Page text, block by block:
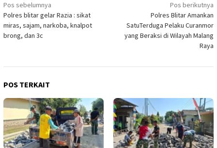
Navigasi
pos
Pos sebelumnya
Polres blitar gelar Razia : sikat
miras, sajam, narkoba, knalpot
brong, dan 3c
Pos berikutnya
Polres Blitar Amankan
SatuTerduga Pelaku Curanmor
yang Beraksi di Wilayah Malang
Raya
POS TERKAIT